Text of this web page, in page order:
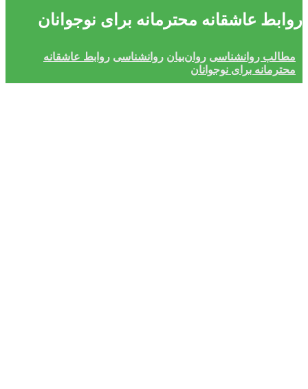
روابط عاشقانه محترمانه برای نوجوانان
مطالب روانشناسی روان‌بیان روانشناسی روابط عاشقانه
محترمانه برای نوجوانان